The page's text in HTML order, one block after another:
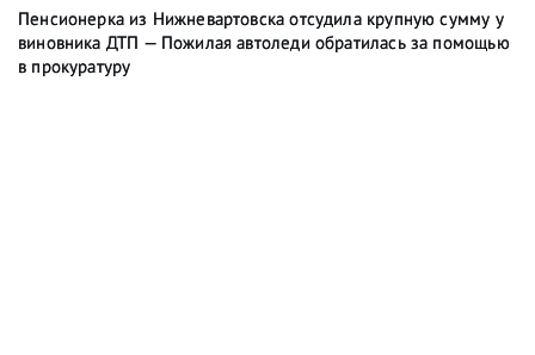
Пенсионерка из Нижневартовска отсудила крупную сумму у
виновника ДТП — Пожилая автоледи обратилась за помощью
в прокуратуру